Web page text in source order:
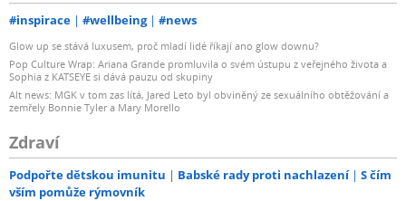
#inspirace #wellbeing #news
Glow up se stává luxusem, proč mladí lidé říkají ano glow downu?
Pop Culture Wrap: Ariana Grande promluvila o svém ústupu z veřejného života a
Sophia z KATSEYE si dává pauzu od skupiny
Alt news: MGK v tom zas lítá, Jared Leto byl obviněný ze sexuálního obtěžování a
zemřely Bonnie Tyler a Mary Morello
Zdraví
Podpořte dětskou imunitu Babské rady proti nachlazení
S čím
vším pomůže rýmovník